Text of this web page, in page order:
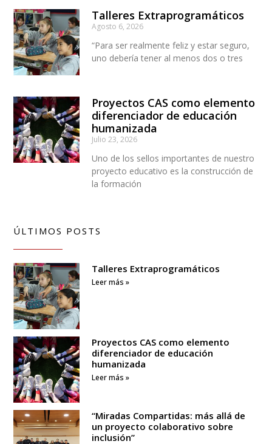
Talleres Extraprogramáticos
Agosto 6, 2026
“Para ser realmente feliz y estar seguro,
uno debería tener al menos dos o tres
Proyectos CAS como elemento
diferenciador de educación
humanizada
Julio 23, 2026
Uno de los sellos importantes de nuestro
proyecto educativo es la construcción de
la formación
ÚLTIMOS POSTS
Talleres Extraprogramáticos
Leer más »
Proyectos CAS como elemento
diferenciador de educación
humanizada
Leer más »
“Miradas Compartidas: más allá de
un proyecto colaborativo sobre
inclusión”